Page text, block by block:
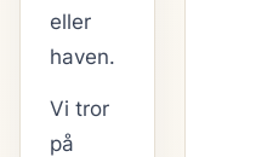
eller
haven.
Vi tror
på